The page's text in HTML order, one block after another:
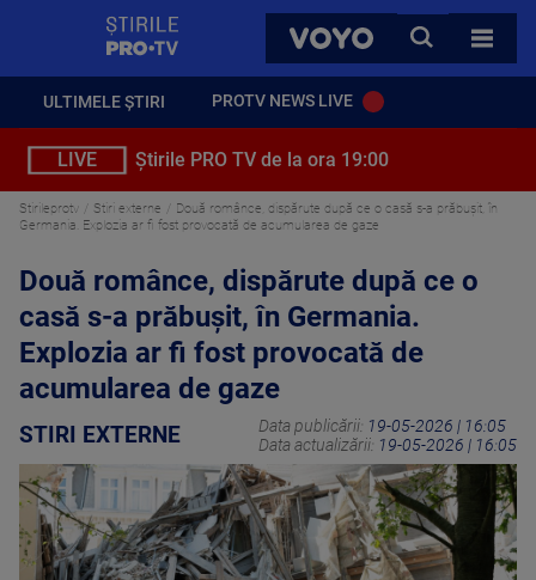
VOYO
CAUTA
TOATE
ULTIMELE ȘTIRI PROTV NEWS LIVE
LIVE Știrile PRO TV de la ora 19:00
Stirileprotv Stiri externe
Două românce, dispărute după ce o casă s-a prăbușit, în
Germania. Explozia ar fi fost provocată de acumularea de gaze
Două românce, dispărute după ce o
casă s-a prăbușit, în Germania.
Explozia ar fi fost provocată de
acumularea de gaze
STIRI EXTERNE Data publicării: 19-05-2026 | 16:05
Data actualizării: 19-05-2026 | 16:05